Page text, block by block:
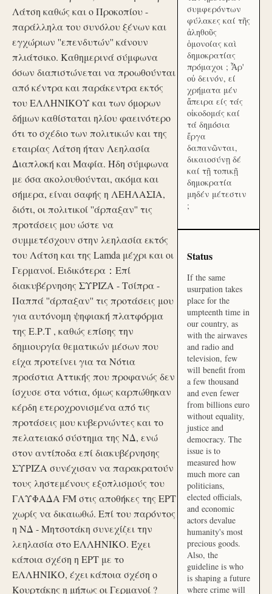
Λάτση καθώς και ο Προκοπίου -
παράλληλα του συνόλου ξένων και
εγχώριων ''επενδυτών'' κάνουν
πλιάτσικο. Καθημερινά σύμφωνα
όσων διαπιστώνεται να προωθούνται
από κέντρα και παράκεντρα εκτός
του ΕΛΛΗΝΙΚΟΥ και των όμορων
δήμων καθίσταται ηλίου φαεινότερο
ότι το σχέδιο των πολιτικών και της
εταιρίας Λάτση ήταν Λεηλασία
Διαπλοκή και Μαφία. Ήδη σύμφωνα
με όσα ακολουθούνται, ακόμα και
σήμερα, είναι σαφής η ΛΕΗΛΑΣΙΑ,
διότι, οι πολιτικοί ''άρπαξαν'' τις
προτάσεις μου ώστε να
συμμετέσχουν στην λεηλασία εκτός
του Λάτση και της Lamda μέχρι και οι
Γερμανοί. Ειδικότερα：Επί
διακυβέρνησης ΣΥΡΙΖΑ - Τσίπρα -
Παππά ''άρπαξαν'' τις προτάσεις μου
για αυτόνομη ψηφιακή πλατφόρμα
της Ε.Ρ.Τ , καθώς επίσης την
δημιουργία θεματικών μέσων που
είχα προτείνει για τα Νότια
προάστια Αττικής που προφανώς δεν
ίσχυσε στα νότια, όμως καρπώθηκαν
κέρδη ετεροχρονισμένα από τις
προτάσεις μου κυβερνώντες και το
πελατειακό σύστημα της ΝΔ, ενώ
στον αντίποδα επί διακυβέρνησης
ΣΥΡΙΖΑ συνέχισαν να παρακρατούν
τους ληστεμένους εξοπλισμούς του
ΓΛΥΦΑΔΑ FM στις αποθήκες της ΕΡΤ
χωρίς να δικαιωθώ. Επί του παρόντος
η ΝΔ - Μητσοτάκη συνεχίζει την
λεηλασία στο ΕΛΛΗΝΙΚΟ. Έχει
κάποια σχέση η ΕΡΤ με το
ΕΛΛΗΝΙΚΟ, έχει κάποια σχέση ο
Κουρτάκης η μήπως οι Γερμανοί ?
συμφερόντων
φύλακες καί τῆς
ἀληθοῦς
ὁμονοίας καὶ
δημοκρατίας
πρόμαχοι ; Ἆρ'
οὐ δεινόν, εί
χρήματα μέν
ἄπειρα είς τάς
οἰκοδομάς καί
τά δημόσια
ἔργα
δαπανῶνται,
δικαιοσύνῃ δέ
καί τῇ τοπικῇ
δημοκρατία
μηδέν μέτεστιν
;
Status
If the same
usurpation takes
place for the
umpteenth time in
our country, as
with the airwaves
and radio and
television, few
will benefit from
a few thousand
and even fewer
from billions euro
without equality,
justice and
democracy. The
issue is to
measured how
much more can
politicians,
elected officials,
and economic
actors devalue
humanity's most
precious goods.
Also, the
guideline is who
is shaping a future
where crime will